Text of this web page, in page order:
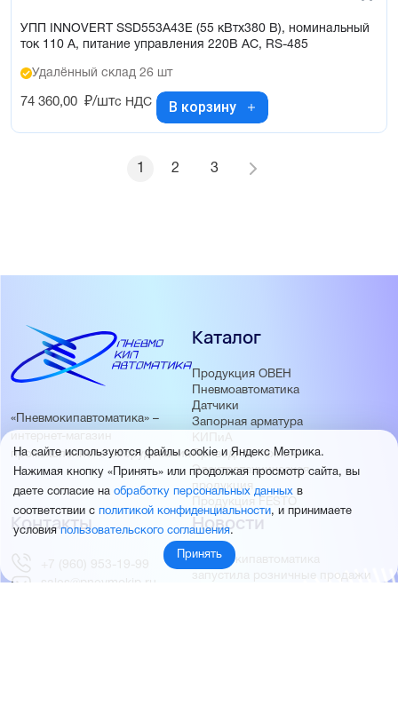
УПП INNOVERT SSD553A43E (55 кВтx380 В), номинальный
ток 110 А, питание управления 220В AC, RS-485
Удалённый склад 26 шт
74 360,00 ₽/штс НДС В корзину
1 2 3
«Пневмокипавтоматика» –
интернет-магазин
промышленного оборудования
Каталог
Продукция ОВЕН
Пневмоавтоматика
Датчики
Запорная арматура
КИПиА
Приводная техника
Электротехническая
продукция
Продукция FESTO
Новости
Пневмокипавтоматика
запустила розничные продажи
Контакты
+7 (960) 953-19-99
sales@pnevmokip.ru
На сайте используются файлы cookie и Яндекс Метрика.
Нажимая кнопку «Принять» или продолжая просмотр сайта, вы
даете согласие на обработку персональных данных в
соответствии с политикой конфиденциальности, и принимаете
условияпользовательского соглашения.
Принять